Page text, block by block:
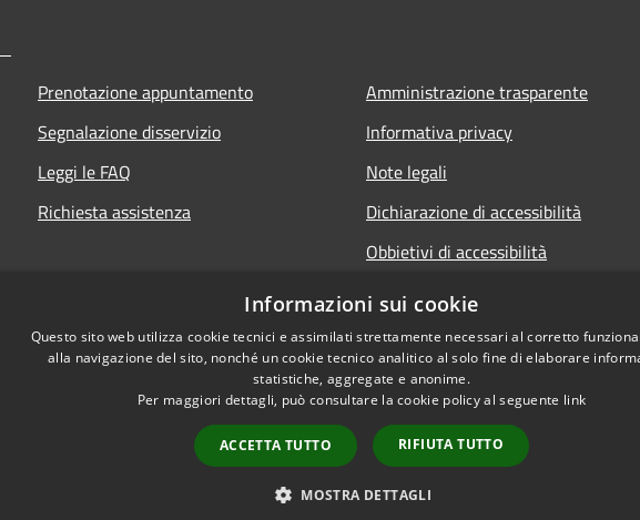
Prenotazione appuntamento
Segnalazione disservizio
Leggi le FAQ
Richiesta assistenza
Amministrazione trasparente
Informativa privacy
Note legali
Dichiarazione di accessibilità
Obbietivi di accessibilità
Copyright © 2026 • Comune di
Informazioni sui cookie
Questo sito web utilizza cookie tecnici e assimilati strettamente necessari al corretto
alla navigazione del sito, nonché un cookie tecnico analitico al solo fine di elaborare
statistiche, aggregate e anonime.
Per maggiori dettagli, può consultare la cookie policy al seguente link
ACCETTA TUTTO RIFIUTA TUTTO
MOSTRA DETTAGLI